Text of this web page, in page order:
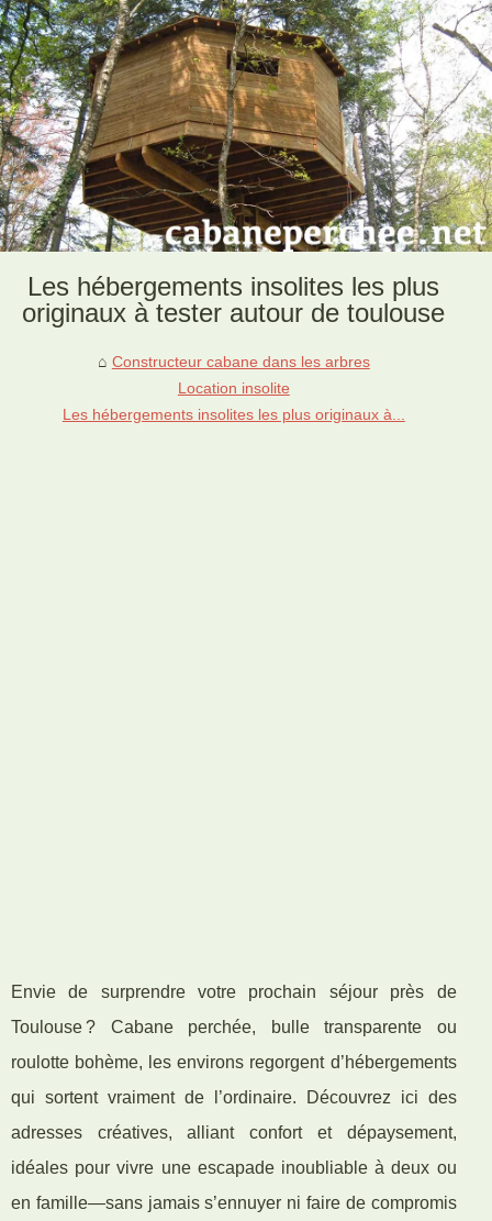
Les hébergements insolites les plus
originaux à tester autour de toulouse
Constructeur cabane dans les arbres
Location insolite
Les hébergements insolites les plus originaux à...
Envie de surprendre votre prochain séjour près de
Toulouse ? Cabane perchée, bulle transparente ou
roulotte bohème, les environs regorgent d’hébergements
qui sortent vraiment de l’ordinaire. Découvrez ici des
adresses créatives, alliant confort et dépaysement,
idéales pour vivre une escapade inoubliable à deux ou
en famille—sans jamais s’ennuyer ni faire de compromis